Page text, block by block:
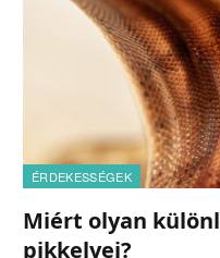
ÉRDEKESSÉGEK
Miért olyan
pikkelyei?